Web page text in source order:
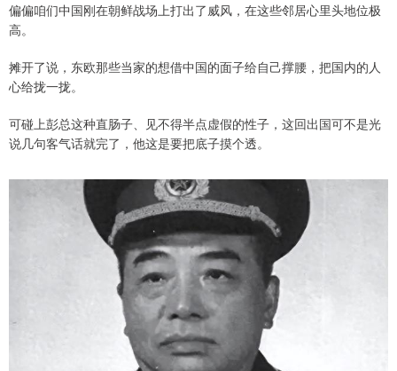
偏偏咱们中国刚在朝鲜战场上打出了威风，在这些邻居心里头地位极
高。
摊开了说，东欧那些当家的想借中国的面子给自己撑腰，把国内的人
心给拢一拢。
可碰上彭总这种直肠子、见不得半点虚假的性子，这回出国可不是光
说几句客气话就完了，他这是要把底子摸个透。